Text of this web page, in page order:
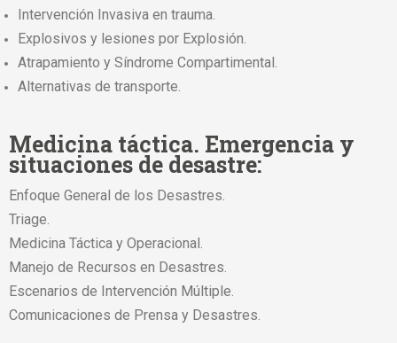
Intervención Invasiva en trauma.
Explosivos y lesiones por Explosión.
Atrapamiento y Síndrome Compartimental.
Alternativas de transporte.
Medicina táctica. Emergencia y
situaciones de desastre:
Enfoque General de los Desastres.
Triage.
Medicina Táctica y Operacional.
Manejo de Recursos en Desastres.
Escenarios de Intervención Múltiple.
Comunicaciones de Prensa y Desastres.